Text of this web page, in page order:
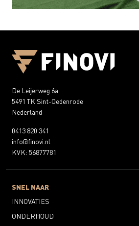
De Leijerweg 6a
5491 TK Sint-Oedenrode
Nederland
0413 820 341
info@finovi.nl
KVK: 56877781
SNEL NAAR
INNOVATIES
ONDERHOUD